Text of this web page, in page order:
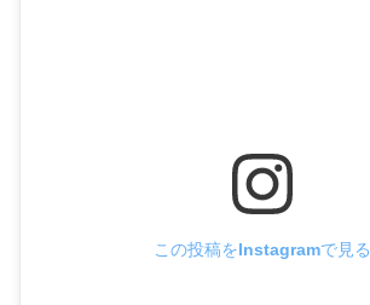
この投稿をInstagramで見る